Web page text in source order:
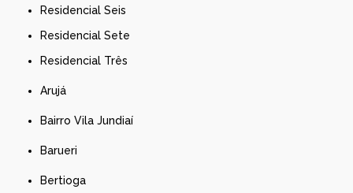
Residencial Seis
Residencial Sete
Residencial Três
Arujá
Bairro Vila Jundiaí
Barueri
Bertioga